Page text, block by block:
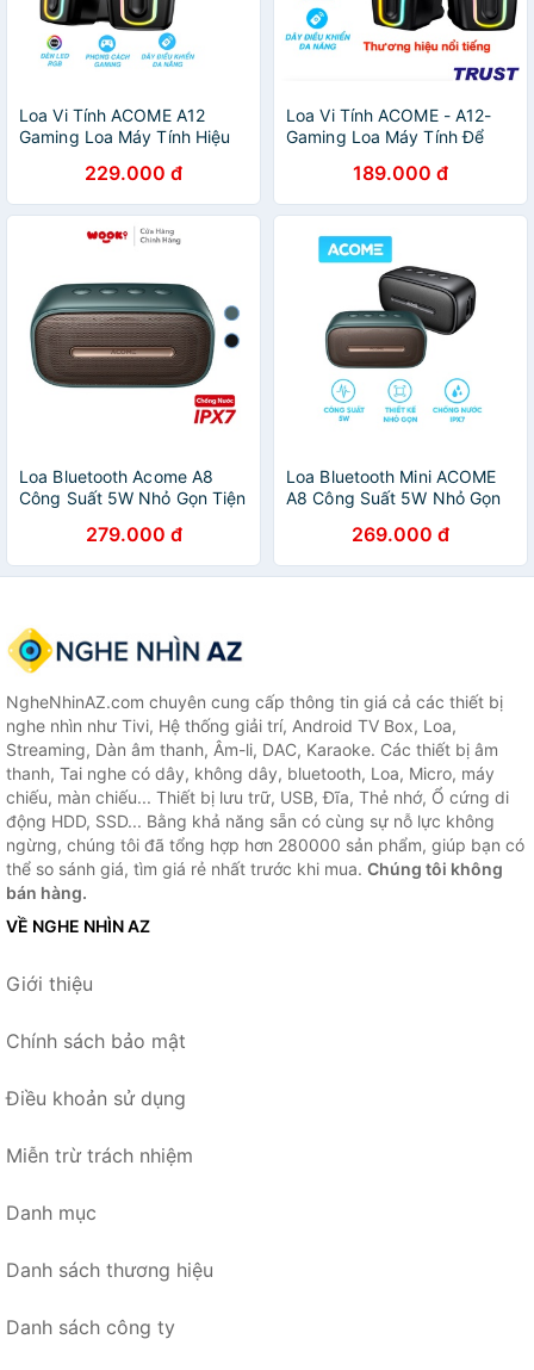
Loa Vi Tính ACOME A12
Gaming Loa Máy Tính Hiệu
Mạnh Dùng Cho PC Laptop
229.000 đ
Loa Vi Tính ACOME - A12-
Gaming Loa Máy Tính Để
Bass Mạnh Dùng Cho PC
Laptop - BH 12 THÁNG
189.000 đ
Loa Bluetooth Acome A8
Công Suất 5W Nhỏ Gọn Tiện
Hàng Chính Hãng Hỗ Trợ
Thẻ Nhớ SD Cổng AUX
279.000 đ
Loa Bluetooth Mini ACOME
A8 Công Suất 5W Nhỏ Gọn
Âm Thanh Chất Lượng Cao
Bass Mạnh
269.000 đ
NgheNhinAZ.com chuyên cung cấp thông tin giá cả các thiết bị
nghe nhìn như Tivi, Hệ thống giải trí, Android TV Box, Loa,
Streaming, Dàn âm thanh, Âm-li, DAC, Karaoke. Các thiết bị âm
thanh, Tai nghe có dây, không dây, bluetooth, Loa, Micro, máy
chiếu, màn chiếu... Thiết bị lưu trữ, USB, Đĩa, Thẻ nhớ, Ổ cứng di
động HDD, SSD... Bằng khả năng sẵn có cùng sự nỗ lực không
ngừng, chúng tôi đã tổng hợp hơn 280000 sản phẩm, giúp bạn có
thể so sánh giá, tìm giá rẻ nhất trước khi mua. Chúng tôi không
bán hàng.
VỀ NGHE NHÌN AZ
Giới thiệu
Chính sách bảo mật
Điều khoản sử dụng
Miễn trừ trách nhiệm
Danh mục
Danh sách thương hiệu
Danh sách công ty